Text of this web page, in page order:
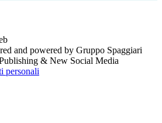
and powered by Gruppo Spaggiari
& New Social Media
personali